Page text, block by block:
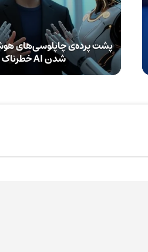
پشت پرده‌ی چاپلوسی‌های
شدن AI خطرناک است؟